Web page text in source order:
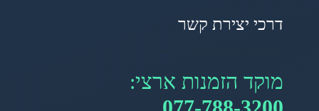
דרכי יצירת קשר
מוקד הזמנות ארצי: